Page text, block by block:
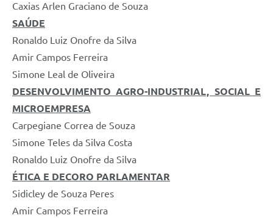
Caxias Arlen Graciano de Souza
SAÚDE
Ronaldo Luiz Onofre da Silva
Amir Campos Ferreira
Simone Leal de Oliveira
DESENVOLVIMENTO AGRO-INDUSTRIAL, SOCIAL E
MICROEMPRESA
Carpegiane Correa de Souza
Simone Teles da Silva Costa
Ronaldo Luiz Onofre da Silva
ÉTICA E DECORO PARLAMENTAR
Sidicley de Souza Peres
Amir Campos Ferreira